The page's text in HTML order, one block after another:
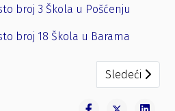
broj 3 Škola u Pošćenju
broj 18 Škola u Barama
o određivanju Sledeći
Sledeći